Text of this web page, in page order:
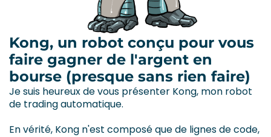
Kong, un robot conçu pour vous
faire gagner de l'argent en
bourse (presque sans rien faire)
Je suis heureux de vous présenter Kong, mon robot
de trading automatique.
En vérité, Kong n'est composé que de lignes de code,